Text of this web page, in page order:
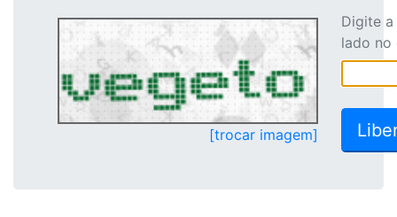
[trocar imagem]
Digite
lado no